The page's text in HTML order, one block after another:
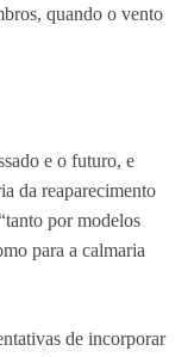
quando o vento
e o futuro, e
da reaparecimento
por modelos
para a calmaria
de incorporar